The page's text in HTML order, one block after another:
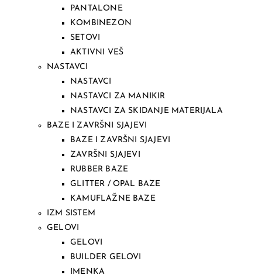
PANTALONE
KOMBINEZON
SETOVI
AKTIVNI VEŠ
NASTAVCI
NASTAVCI
NASTAVCI ZA MANIKIR
NASTAVCI ZA SKIDANJE MATERIJALA
BAZE I ZAVRŠNI SJAJEVI
BAZE I ZAVRŠNI SJAJEVI
ZAVRŠNI SJAJEVI
RUBBER BAZE
GLITTER / OPAL BAZE
KAMUFLAŽNE BAZE
IZM SISTEM
GELOVI
GELOVI
BUILDER GELOVI
IMENKA